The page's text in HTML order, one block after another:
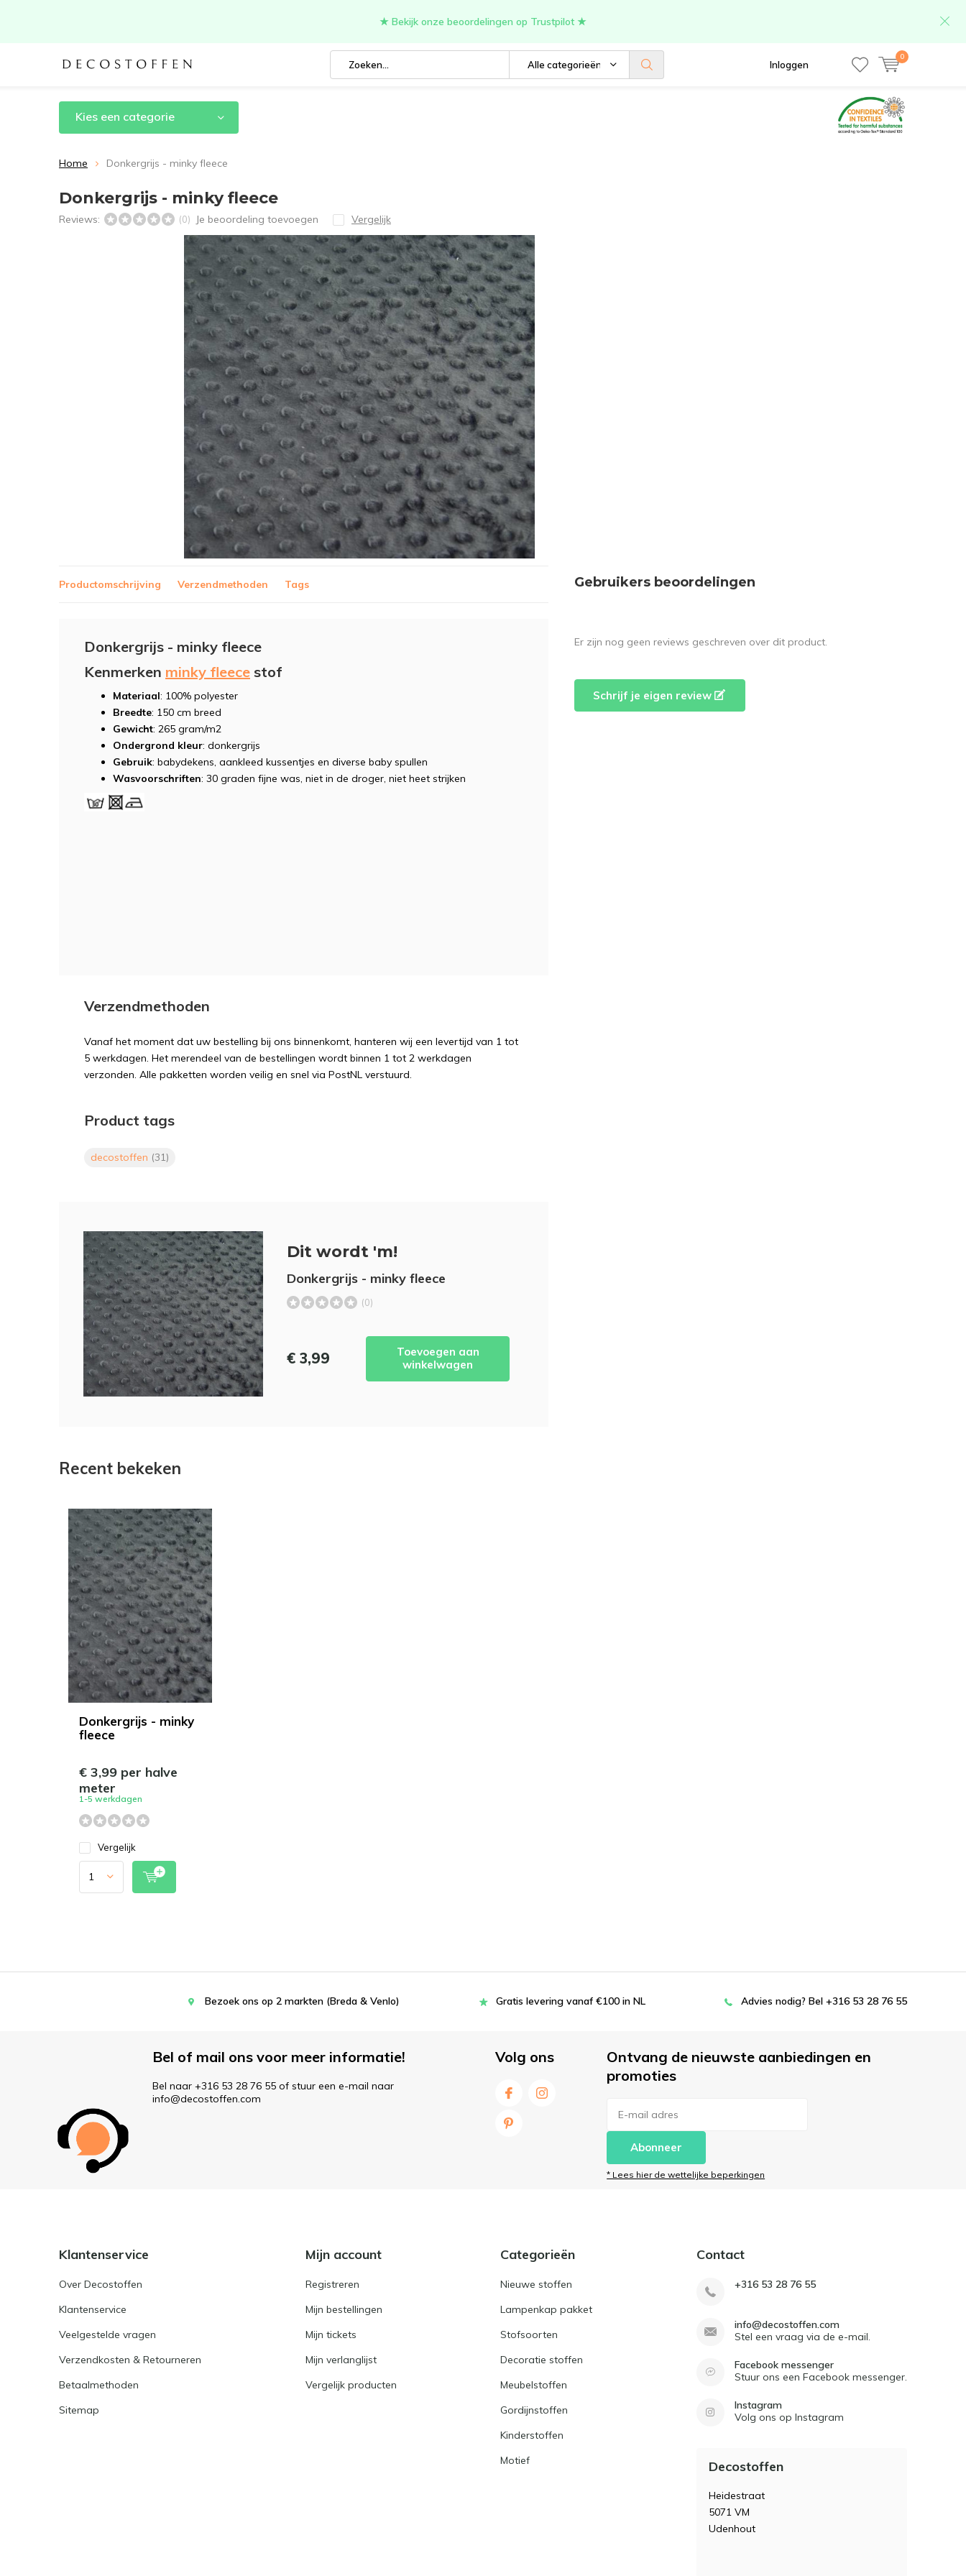
Alle categorieën Inloggen
0
★ Bekijk onze beoordelingen op Trustpilot ★
Kies een categorie
Home Donkergrijs - minky fleece
Donkergrijs - minky fleece
Reviews: (0) Je beoordeling toevoegen Vergelijk
Productomschrijving Verzendmethoden Tags
Donkergrijs - minky fleece
Kenmerken minky fleece stof
Materiaal: 100% polyester
Breedte: 150 cm breed
Gewicht: 265 gram/m2
Ondergrond kleur: donkergrijs
Gebruik: babydekens, aankleed kussentjes en diverse baby spullen
Wasvoorschriften: 30 graden fijne was, niet in de droger, niet heet strijken
Verzendmethoden
Vanaf het moment dat uw bestelling bij ons binnenkomt, hanteren wij een levertijd van 1 tot
5 werkdagen. Het merendeel van de bestellingen wordt binnen 1 tot 2 werkdagen
verzonden. Alle pakketten worden veilig en snel via PostNL verstuurd.
Product tags
decostoffen (31)
Dit wordt 'm!
Donkergrijs - minky fleece
(0)
€ 3,99
Toevoegen aan
winkelwagen
Gebruikers beoordelingen
Er zijn nog geen reviews geschreven over dit product.
Schrijf je eigen review
Recent bekeken
Donkergrijs - minky
fleece
€ 3,99 per halve
meter
1-5 werkdagen
Vergelijk
Bezoek ons op 2 markten (Breda & Venlo) Gratis levering vanaf €100 in NL Advies nodig? Bel +316 53 28 76 55
Bel of mail ons voor meer informatie!
Bel naar +316 53 28 76 55 of stuur een e-mail naar
info@decostoffen.com
Volg ons
Ontvang de nieuwste aanbiedingen en
promoties
Abonneer
* Lees hier de wettelijke beperkingen
Klantenservice
Over Decostoffen
Klantenservice
Veelgestelde vragen
Verzendkosten & Retourneren
Betaalmethoden
Sitemap
Mijn account
Registreren
Mijn bestellingen
Mijn tickets
Mijn verlanglijst
Vergelijk producten
Categorieën
Nieuwe stoffen
Lampenkap pakket
Stofsoorten
Decoratie stoffen
Meubelstoffen
Gordijnstoffen
Kinderstoffen
Motief
Contact
+316 53 28 76 55
info@decostoffen.com
Stel een vraag via de e-mail.
Facebook messenger
Stuur ons een Facebook messenger.
Instagram
Volg ons op Instagram
Decostoffen
Heidestraat
5071 VM
Udenhout